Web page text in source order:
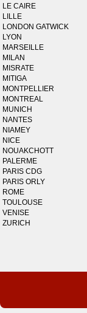
LE CAIRE
LILLE
LONDON GATWICK
LYON
MARSEILLE
MILAN
MISRATE
MITIGA
MONTPELLIER
MONTREAL
MUNICH
NANTES
NIAMEY
NICE
NOUAKCHOTT
PALERME
PARIS CDG
PARIS ORLY
ROME
TOULOUSE
VENISE
ZURICH